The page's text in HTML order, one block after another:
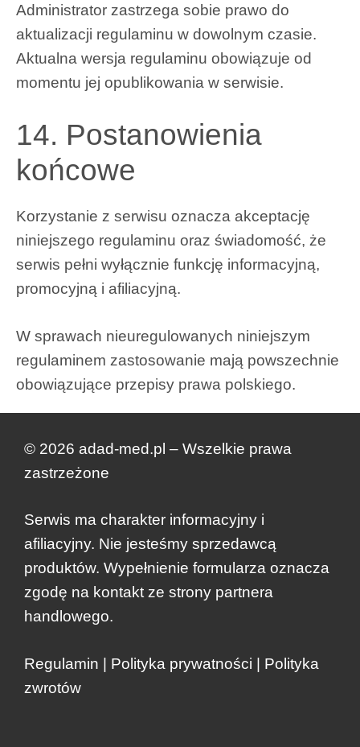
Administrator zastrzega sobie prawo do
aktualizacji regulaminu w dowolnym czasie.
Aktualna wersja regulaminu obowiązuje od
momentu jej opublikowania w serwisie.
14. Postanowienia
końcowe
Korzystanie z serwisu oznacza akceptację
niniejszego regulaminu oraz świadomość, że
serwis pełni wyłącznie funkcję informacyjną,
promocyjną i afiliacyjną.
W sprawach nieuregulowanych niniejszym
regulaminem zastosowanie mają powszechnie
obowiązujące przepisy prawa polskiego.
© 2026 adad-med.pl – Wszelkie prawa
zastrzeżone
Serwis ma charakter informacyjny i
afiliacyjny. Nie jesteśmy sprzedawcą
produktów. Wypełnienie formularza oznacza
zgodę na kontakt ze strony partnera
handlowego.
Regulamin | Polityka prywatności | Polityka
zwrotów